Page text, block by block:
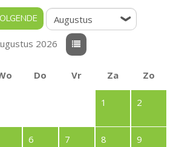
2026
Do Vr Za Zo
1 2
6 7 8 9